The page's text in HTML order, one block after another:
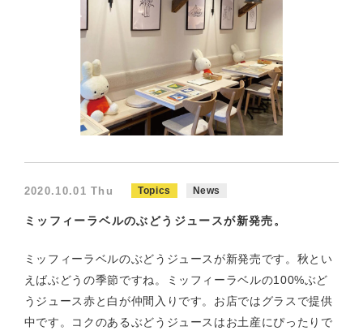
2020.10.01 Thu Topics News
ミッフィーラベルのぶどうジュースが新発売。
ミッフィーラベルのぶどうジュースが新発売です。秋とい
えばぶどうの季節ですね。ミッフィーラベルの100%ぶど
うジュース赤と白が仲間入りです。お店ではグラスで提供
中です。コクのあるぶどうジュースはお土産にぴったりで